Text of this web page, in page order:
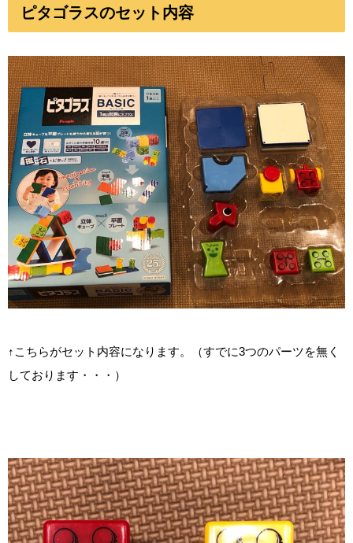
ピタゴラスのセット内容
↑こちらがセット内容になります。（すでに3つのパーツを無く
しております・・・）